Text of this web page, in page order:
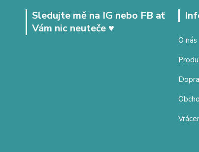
Sledujte mě na IG nebo FB ať
Vám nic neuteče ♥
O nás